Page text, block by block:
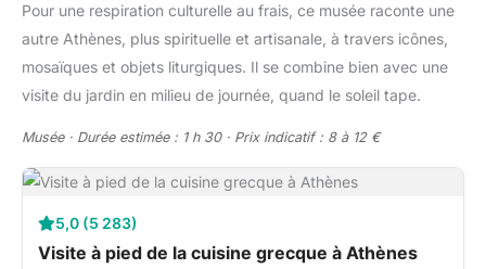
Pour une respiration culturelle au frais, ce musée raconte une
autre Athènes, plus spirituelle et artisanale, à travers icônes,
mosaïques et objets liturgiques. Il se combine bien avec une
visite du jardin en milieu de journée, quand le soleil tape.
Musée · Durée estimée : 1 h 30 · Prix indicatif : 8 à 12 €
5,0 (5 283)
Visite à pied de la cuisine grecque à Athènes